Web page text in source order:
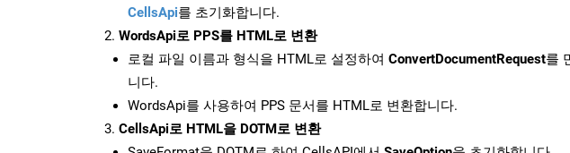
CellsApi를 초기화합니다.
WordsApi로 PPS를 HTML로 변환
로컬 파일 이름과 형식을 HTML로 설정하여 ConvertDocumentRequest를
니다.
WordsApi를 사용하여 PPS 문서를 HTML로 변환합니다.
CellsApi로 HTML을 DOTM로 변환